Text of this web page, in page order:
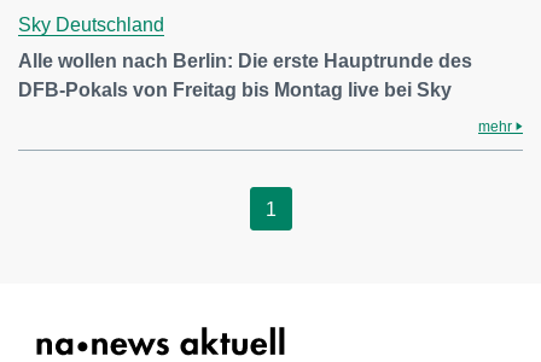
Sky Deutschland
Alle wollen nach Berlin: Die erste Hauptrunde des
DFB-Pokals von Freitag bis Montag live bei Sky
mehr
1